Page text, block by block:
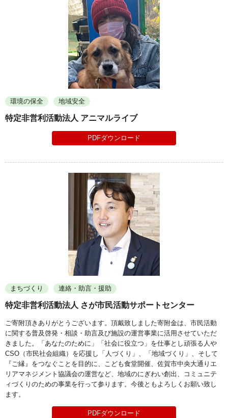
環境の保全 地域安全
特定非営利活動法人 アニマルライブ
PDFダウンロード
まちづくり 連絡・助言・援助
特定非営利活動法人 さが市民活動サポートセンター
ご寄附頂きありがとうございます。頂戴致しました寄附金は、市民活動
に関する普及啓発・相談・助言及び施設の運営事業に活用させていただ
きました。「あなたのために」「社会に役立つ」を仕事とし頑張る人や
CSO（市民社会組織）を応援し「人づくり」、「地域づくり」、そして
『ご縁』をつなぐことを目的に、こども食堂開催、佐賀市中央大通りエ
リアマネジメント協議会の運営など、地域のにぎわい創出、コミュニテ
ィづくりのための事業を行って参ります。今後ともよろしくお願い致し
ます。
PDFダウンロード